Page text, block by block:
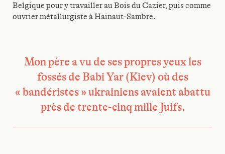
Belgique pour y travailler au Bois du Cazier, puis comme
ouvrier métallurgiste à Hainaut-Sambre.
Mon père a vu de ses propres yeux les
fossés de Babi Yar (Kiev) où des
« bandéristes » ukrainiens avaient abattu
près de trente-cinq mille Juifs.